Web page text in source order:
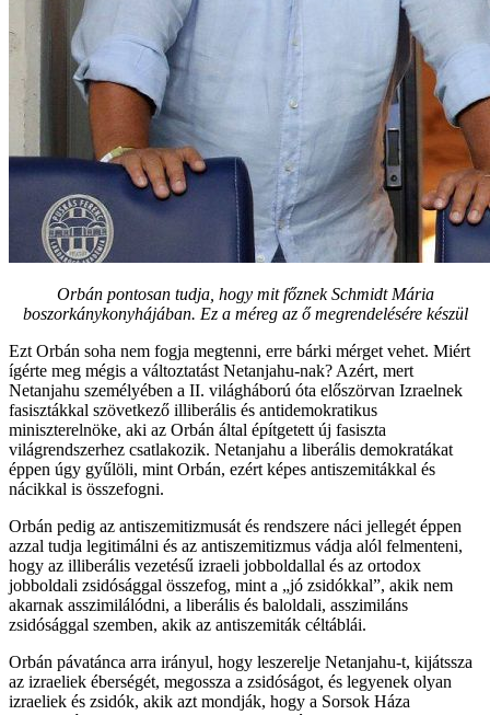
Orbán pontosan tudja, hogy mit főznek Schmidt Mária
boszorkánykonyhájában. Ez a méreg az ő megrendelésére készül
Ezt Orbán soha nem fogja megtenni, erre bárki mérget vehet. Miért
ígérte meg mégis a változtatást Netanjahu-nak? Azért, mert
Netanjahu személyében a II. világháború óta előszörvan Izraelnek
fasisztákkal szövetkező illiberális és antidemokratikus
miniszterelnöke, aki az Orbán által építgetett új fasiszta
világrendszerhez csatlakozik. Netanjahu a liberális demokratákat
éppen úgy gyűlöli, mint Orbán, ezért képes antiszemitákkal és
nácikkal is összefogni.
Orbán pedig az antiszemitizmusát és rendszere náci jellegét éppen
azzal tudja legitimálni és az antiszemitizmus vádja alól felmenteni,
hogy az illiberális vezetésű izraeli jobboldallal és az ortodox
jobboldali zsidósággal összefog, mint a „jó zsidókkal”, akik nem
akarnak asszimilálódni, a liberális és baloldali, asszimiláns
zsidósággal szemben, akik az antiszemiták céltáblái.
Orbán pávatánca arra irányul, hogy leszerelje Netanjahu-t, kijátssza
az izraeliek éberségét, megossza a zsidóságot, és legyenek olyan
izraeliek és zsidók, akik azt mondják, hogy a Sorsok Háza